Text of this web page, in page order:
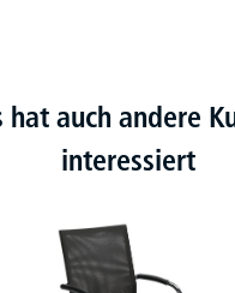
hat auch andere
interessiert